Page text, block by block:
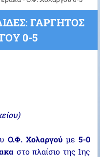
ΓΑΡΓΗΤΌΣ
0-5
Ο.Φ. Χολαργούμε 5-0
στο πλαίσιο της 1ης